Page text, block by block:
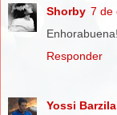
Shorby 7 de
Responder
Yossi